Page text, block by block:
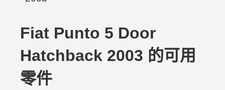
Fiat Punto 5 Door
Hatchback 2003 的可用
零件